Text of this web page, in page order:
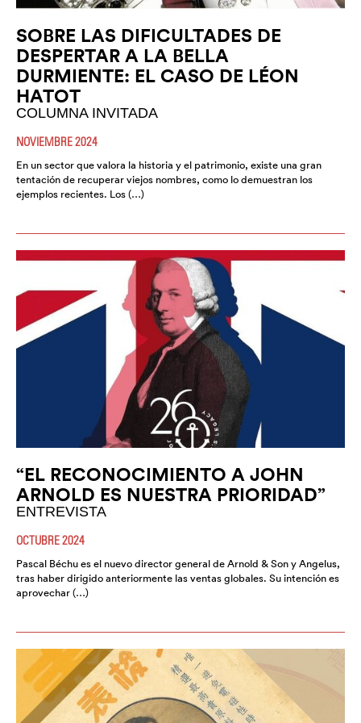
SOBRE LAS DIFICULTADES DE
DESPERTAR A LA BELLA
DURMIENTE: EL CASO DE LÉON
HATOT
COLUMNA INVITADA
NOVIEMBRE 2024
En un sector que valora la historia y el patrimonio, existe una gran
tentación de recuperar viejos nombres, como lo demuestran los
ejemplos recientes. Los (…)
“EL RECONOCIMIENTO A JOHN
ARNOLD ES NUESTRA PRIORIDAD”
ENTREVISTA
OCTUBRE 2024
Pascal Béchu es el nuevo director general de Arnold & Son y Angelus,
tras haber dirigido anteriormente las ventas globales. Su intención es
aprovechar (…)